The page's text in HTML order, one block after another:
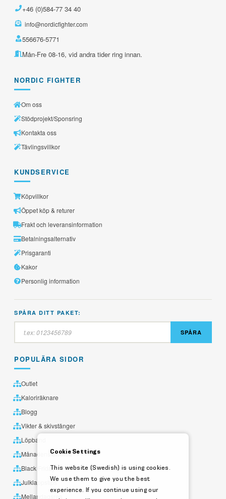
+46 (0)584-77 34 40
info@nordicfighter.com
556676-5771
Mån-Fre 08-16, vid andra tider ring innan.
NORDIC FIGHTER
Om oss
Stödprojekt/Sponsring
Kontakta oss
Tävlingsvillkor
KUNDSERVICE
Köpvillkor
Öppet köp & returer
Frakt och leveransinformation
Betalningsalternativ
Prisgaranti
Kakor
Personlig information
SPÅRA DITT PAKET:
SPÅRA
POPULÄRA SIDOR
Outlet
Kaloriräknare
Blogg
Vikter & skivstänger
Löpband
Månadens utvalda
Black Friday
Julklappstips
Mellandagsrea
Cookie Settings
This website (Swedish) is using cookies.
We use them to give you the best
experience. If you continue using our